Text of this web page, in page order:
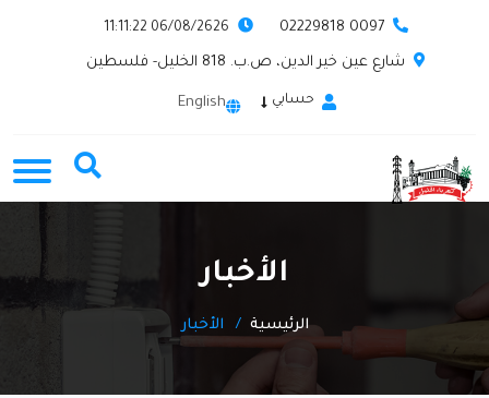
0097 02229818
شارع عين خير الدين، ص.ب. 818 الخليل- فلسطين
حسابي English
الأخبار
الرئيسية الأخبار